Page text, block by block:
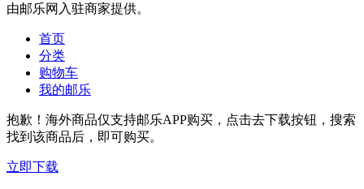
由邮乐网入驻商家提供。
首页
分类
购物车
我的邮乐
抱歉！海外商品仅支持邮乐APP购买，点击去下载按钮，搜索
找到该商品后，即可购买。
立即下载